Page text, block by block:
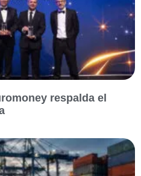
respalda el